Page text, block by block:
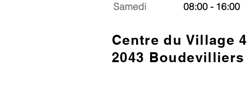
Samedi
08:00 - 16:00
Centre du Village 4
2043 Boudevilliers